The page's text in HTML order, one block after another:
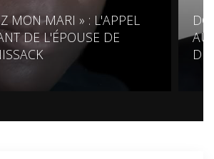
MON MARI » : L'APPEL
DE L'ÉPOUSE DE